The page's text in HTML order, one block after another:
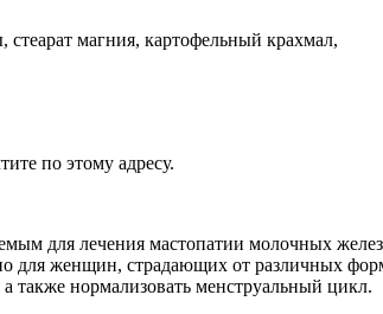
магния, картофельный крахмал,
по этому адресу.
для лечения мастопатии молочных
для женщин, страдающих от различных
также нормализовать менструальный цикл.